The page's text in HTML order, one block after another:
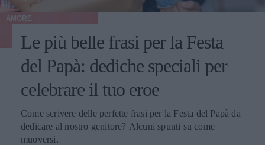
AMORE
Le più belle frasi per la Festa
del Papà: dediche speciali per
celebrare il tuo eroe
Come scrivere delle perfette frasi per la Festa del Papà da
dedicare al nostro genitore? Alcuni spunti su come
muoversi.